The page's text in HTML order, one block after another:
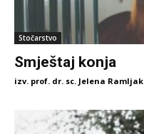
Stočarstvo
Smještaj konja
izv. prof. dr. sc. Jelena Ramljak